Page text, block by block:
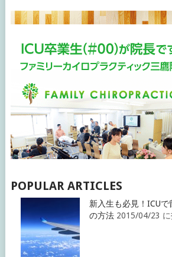
POPULAR ARTICLES
新入生も必見！ICU
の方法 2015/04/23 に